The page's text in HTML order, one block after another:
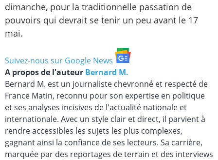
dimanche, pour la traditionnelle passation de
pouvoirs qui devrait se tenir un peu avant le 17
mai.
Suivez-nous sur Google News
A propos de l'auteur Bernard M.
Bernard M. est un journaliste chevronné et respecté de
France Matin, reconnu pour son expertise en politique
et ses analyses incisives de l'actualité nationale et
internationale. Avec un style clair et direct, il parvient à
rendre accessibles les sujets les plus complexes,
gagnant ainsi la confiance de ses lecteurs. Sa carrière,
marquée par des reportages de terrain et des interviews